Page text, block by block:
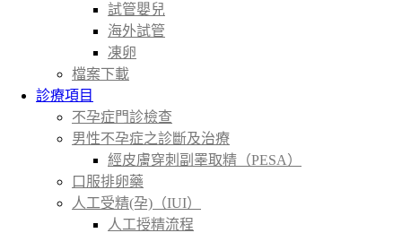
試管嬰兒
海外試管
凍卵
檔案下載
診療項目
不孕症門診檢查
男性不孕症之診斷及治療
經皮膚穿刺副睪取精（PESA）
口服排卵藥
人工受精(孕)（IUI）
人工授精流程